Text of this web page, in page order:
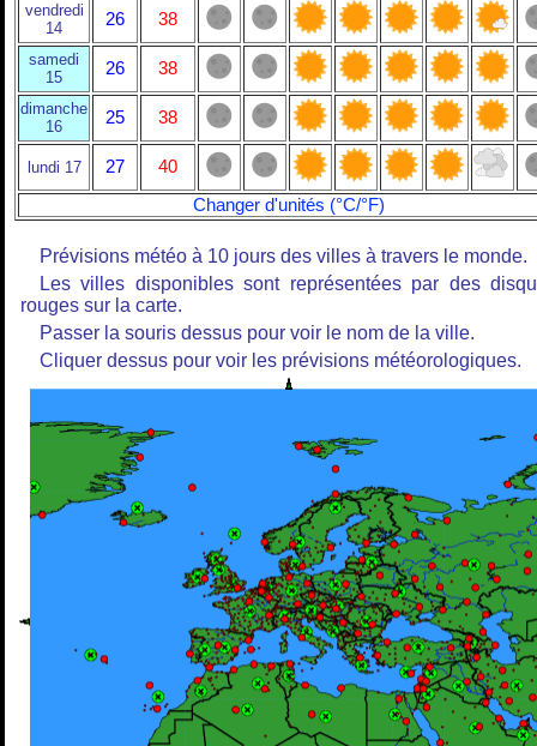
vendredi
14
26 38
samedi
15
26 38
dimanche
16
25 38
lundi 17 27
40
Changer d'unités (°C/°F)
Prévisions météo à 10 jours des villes à travers le monde.
Les villes disponibles sont représentées par des
rouges sur la carte.
Passer la souris dessus pour voir le nom de la ville.
Cliquer dessus pour voir les prévisions météorologiques.